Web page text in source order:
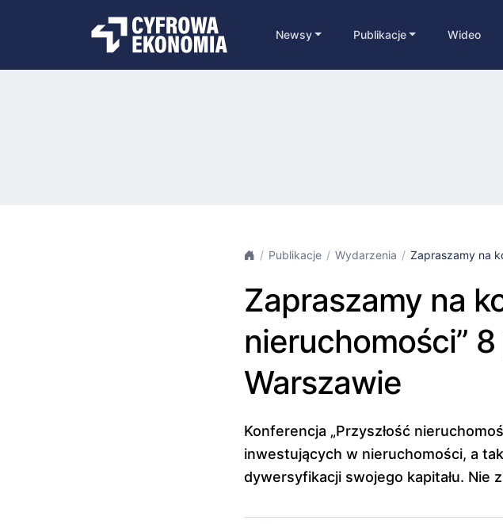
Newsy Publikacje Wideo
Publikacje Wydarzenia Zapraszamy na
Zapraszamy na
nieruchomości”
Warszawie
Konferencja „Przyszłość
inwestujących w nieruchomości, a
dywersyfikacji swojego kapitału. Nie